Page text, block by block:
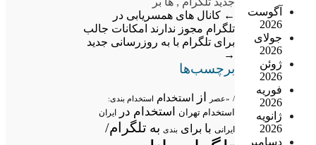
آگوست
2026
جولای
2026
ژوئن
2026
فوریه
2026
ژانویه
2026
دسامبر
← کانال های همسریابی در
تلگرام مجوز ندارند امکانات جالب
برای تلگرام با به روزرسانی جدید
→
برچسب‌ها
/ «عصر از استخدام استخدام بندی:
استخدام تهران استخدام در ایران
ایرانی با برای بندی به تلگرام/